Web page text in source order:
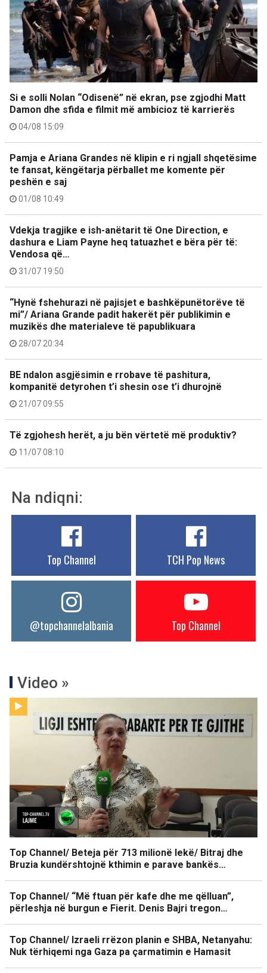
Si e solli Nolan “Odisenë” në ekran, pse zgjodhi Matt
Damon dhe sfida e filmit më ambicioz të karrierës
04/08 15:09
Pamja e Ariana Grandes në klipin e ri ngjall shqetësime
te fansat, këngëtarja përballet me komente për
peshën e saj
01/08 10:49
Vdekja tragjike e ish-anëtarit të One Direction, e
dashura e Liam Payne heq tatuazhet e bëra për të:
Vendosa që…
31/07 19:50
“Hynë fshehurazi në pajisjet e bashkëpunëtorëve të
mi”/ Ariana Grande padit hakerët për publikimin e
muzikës dhe materialeve të papublikuara
28/07 20:34
BE ndalon asgjësimin e rrobave të pashitura,
kompanitë detyrohen t’i shesin ose t’i dhurojnë
21/07 09:55
Të zgjohesh herët, a ju bën vërtetë më produktiv?
11/07 08:10
Na ndiqni:
Top Channel TCH Pop News
@topchannelalbania Top Channel
Video »
Top Channel/ Beteja për 713 milionë lekë/ Bitraj dhe
Bruzia kundërshtojnë kthimin e parave bankës…
Top Channel/ “Më ftuan për kafe dhe me qëlluan”,
përleshja në burgun e Fierit. Denis Bajri tregon…
Top Channel/ Izraeli rrëzon planin e SHBA, Netanyahu:
Nuk tërhiqemi nga Gaza pa çarmatimin e Hamasit